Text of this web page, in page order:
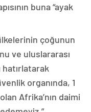
buna “ayak
çoğunun
ve uluslararası
hatırlatarak
organında, 1
Afrika’nın daimi